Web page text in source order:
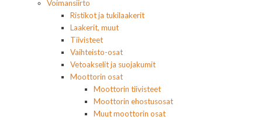
Voimansiirto
Ristikot ja tukilaakerit
Laakerit, muut
Tiivisteet
Vaihteisto-osat
Vetoakselit ja suojakumit
Moottorin osat
Moottorin tiivisteet
Moottorin ehostusosat
Muut moottorin osat